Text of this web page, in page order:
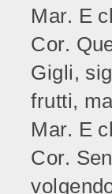
Mar. E
Cor.
Gigli,
frutti,
Mar. E
Cor.